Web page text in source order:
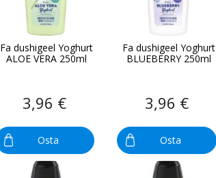
Fa dushigeel Yoghurt
ALOE VERA 250ml
3,96 €
Osta
Fa dushigeel Yoghurt
BLUEBERRY 250ml
3,96 €
Osta